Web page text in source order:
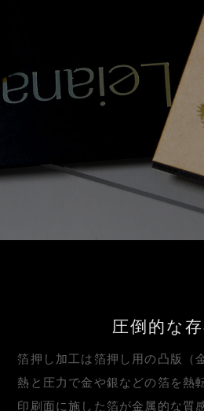
圧倒的な
箔押し加工は箔押し用の凸版（
熱と圧力で金や銀などの箔を熱
印刷面に施した箔が金属的な質